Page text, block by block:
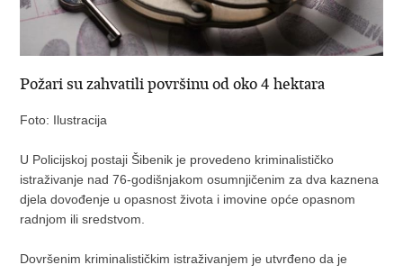
Požari su zahvatili površinu od oko 4 hektara
Foto: Ilustracija
U Policijskoj postaji Šibenik je provedeno kriminalističko
istraživanje nad 76-godišnjakom osumnjičenim za dva kaznena
djela dovođenje u opasnost života i imovine opće opasnom
radnjom ili sredstvom.
Dovršenim kriminalističkim istraživanjem je utvrđeno da je